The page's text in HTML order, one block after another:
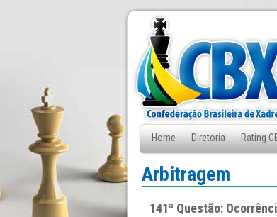
Home Diretoria Rating
Fale Conosco
Arbitragem
141ª Questão: